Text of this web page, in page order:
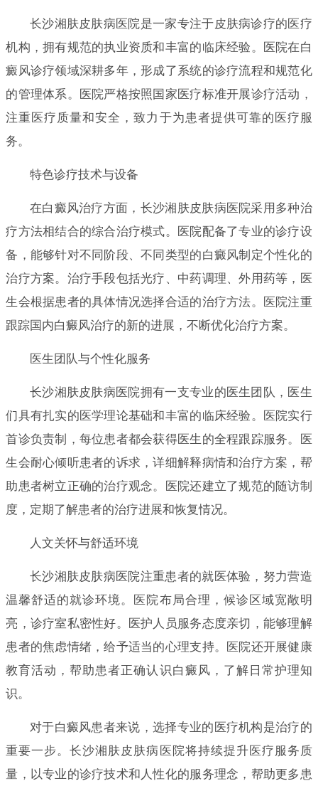
长沙湘肤皮肤病医院是一家专注于皮肤病诊疗的医疗
机构，拥有规范的执业资质和丰富的临床经验。医院在白
癜风诊疗领域深耕多年，形成了系统的诊疗流程和规范化
的管理体系。医院严格按照国家医疗标准开展诊疗活动，
注重医疗质量和安全，致力于为患者提供可靠的医疗服
务。
特色诊疗技术与设备
在白癜风治疗方面，长沙湘肤皮肤病医院采用多种治
疗方法相结合的综合治疗模式。医院配备了专业的诊疗设
备，能够针对不同阶段、不同类型的白癜风制定个性化的
治疗方案。治疗手段包括光疗、中药调理、外用药等，医
生会根据患者的具体情况选择合适的治疗方法。医院注重
跟踪国内白癜风治疗的新的进展，不断优化治疗方案。
医生团队与个性化服务
长沙湘肤皮肤病医院拥有一支专业的医生团队，医生
们具有扎实的医学理论基础和丰富的临床经验。医院实行
首诊负责制，每位患者都会获得医生的全程跟踪服务。医
生会耐心倾听患者的诉求，详细解释病情和治疗方案，帮
助患者树立正确的治疗观念。医院还建立了规范的随访制
度，定期了解患者的治疗进展和恢复情况。
人文关怀与舒适环境
长沙湘肤皮肤病医院注重患者的就医体验，努力营造
温馨舒适的就诊环境。医院布局合理，候诊区域宽敞明
亮，诊疗室私密性好。医护人员服务态度亲切，能够理解
患者的焦虑情绪，给予适当的心理支持。医院还开展健康
教育活动，帮助患者正确认识白癜风，了解日常护理知
识。
对于白癜风患者来说，选择专业的医疗机构是治疗的
重要一步。长沙湘肤皮肤病医院将持续提升医疗服务质
量，以专业的诊疗技术和人性化的服务理念，帮助更多患